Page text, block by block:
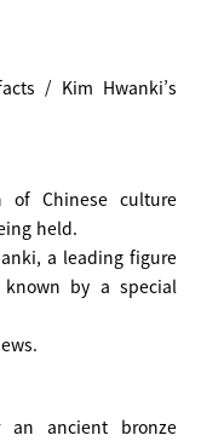
/ Kim Hwanki’s
of Chinese culture
held.
a leading figure
by a special
an ancient bronze